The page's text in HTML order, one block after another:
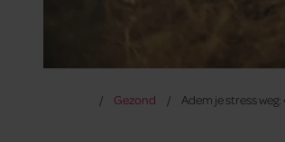
Gezond Adem je stress